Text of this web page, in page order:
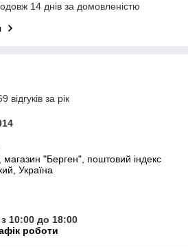
14 днів за домовленістю
за рік
магазин "Берген", поштовий індекс
Україна
10:00 до 18:00
роботи